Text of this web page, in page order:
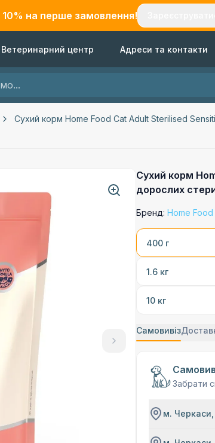
10% на перше замовлення!
Ветеринарний центр Адреси та контакти
Сухий корм Home Food Cat Adult Sterilised
Сухий корм
дорослих
Бренд: Home Food
400 г
1.6 кг
10 кг
Самовивіз
Забрати
м.